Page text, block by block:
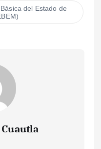
del Estado de